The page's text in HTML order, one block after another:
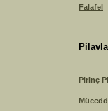
Falafel
Pirinç